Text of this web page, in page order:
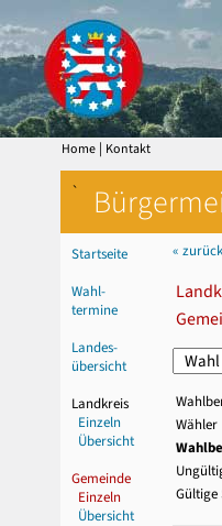
Home | Kontakt
`
Startseite
Wahl-
termine
Landes-
übersicht
Landkreis
Einzeln
Übersicht
Gemeinde
Einzeln
Übersicht
«
Wähler
Gültige